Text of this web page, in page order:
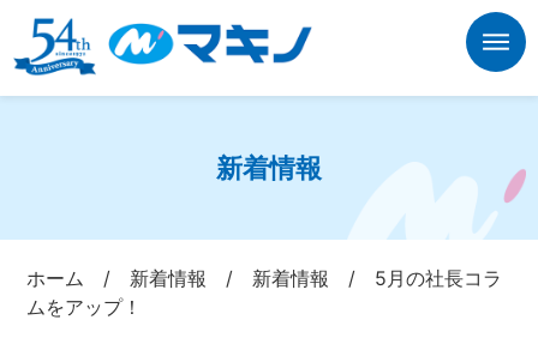
新着情報
ホーム / 新着情報 / 新着情報 / 5月の社長コラ
ムをアップ！